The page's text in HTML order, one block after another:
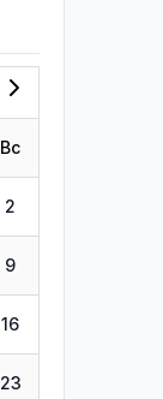
Вс
2
9
16
23